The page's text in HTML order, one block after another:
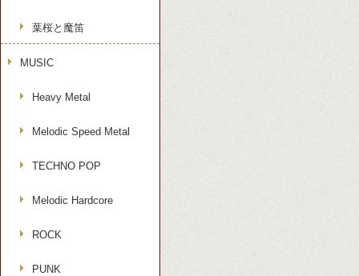
葉桜と魔笛
MUSIC
Heavy Metal
Melodic Speed Metal
TECHNO POP
Melodic Hardcore
ROCK
PUNK